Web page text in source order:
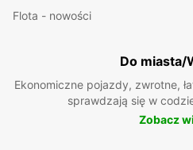
Flota - nowości
Do miasta/
Ekonomiczne pojazdy, zwrotne,
sprawdzają się w
Zobacz